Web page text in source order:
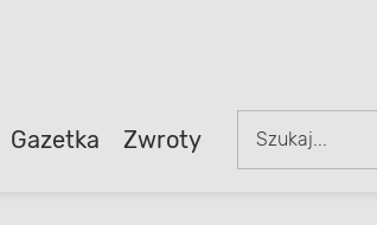
Gazetka Zwroty